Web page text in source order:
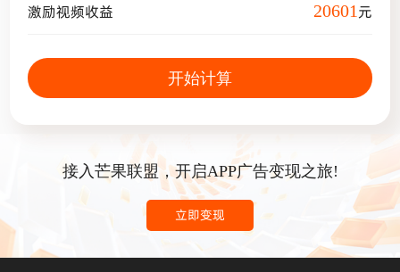
激励视频收益 20601元
开始计算
接入芒果联盟，开启APP广告变现之旅!
立即变现